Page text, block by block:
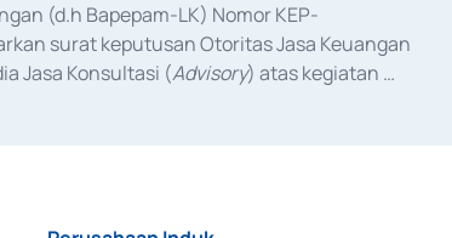
(d.h Bapepam-LK) Nomor KEP-
surat keputusan Otoritas Jasa Keuangan
Jasa Konsultasi (Advisory) atas kegiatan